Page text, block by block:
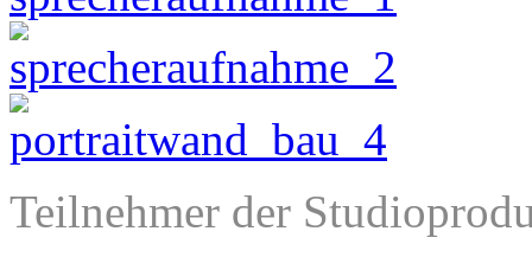
Teilnehmer der